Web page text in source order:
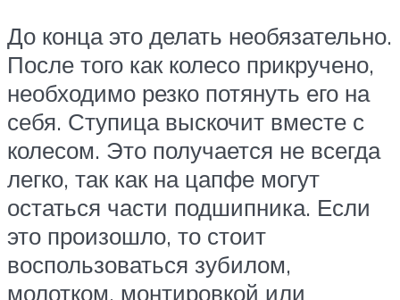
До конца это делать необязательно.
После того как колесо прикручено,
необходимо резко потянуть его на
себя. Ступица выскочит вместе с
колесом. Это получается не всегда
легко, так как на цапфе могут
остаться части подшипника. Если
это произошло, то стоит
воспользоваться зубилом,
молотком, монтировкой или